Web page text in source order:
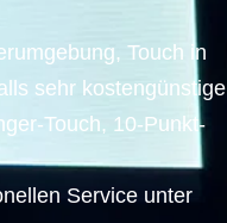
Touch in
sehr kostengünstige
Touch, 10-Punkt-
Service unter